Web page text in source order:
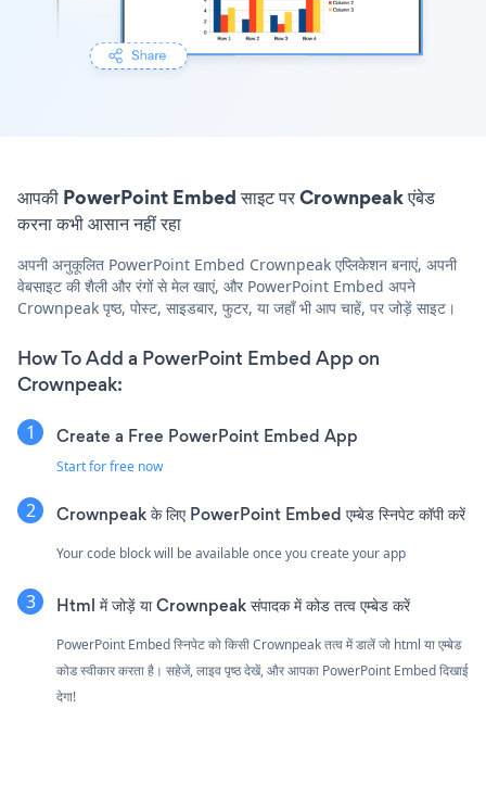
आपकी PowerPoint Embed साइट पर Crownpeak एंबेड
करना कभी आसान नहीं रहा
अपनी अनुकूलित PowerPoint Embed Crownpeak एप्लिकेशन बनाएं, अपनी
वेबसाइट की शैली और रंगों से मेल खाएं, और PowerPoint Embed अपने
Crownpeak पृष्ठ, पोस्ट, साइडबार, फुटर, या जहाँ भी आप चाहें, पर जोड़ें साइट।
How To Add a PowerPoint Embed App on
Crownpeak:
Create a Free PowerPoint Embed App
Start for free now
Crownpeak के लिए PowerPoint Embed एम्बेड स्निपेट कॉपी करें
Your code block will be available once you create your app
Html में जोड़ें या Crownpeak संपादक में कोड तत्व एम्बेड करें
PowerPoint Embed स्निपेट को किसी Crownpeak तत्व में डालें जो html या एम्बेड
कोड स्वीकार करता है। सहेजें, लाइव पृष्ठ देखें, और आपका PowerPoint Embed दिखाई
देगा!